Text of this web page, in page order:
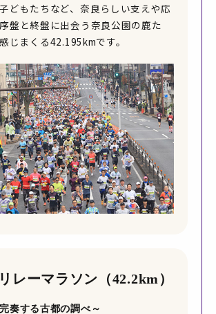
どもたちなど、奈良らしい支えや応
盤と終盤に出会う奈良公園の鹿た
じまくる42.195kmです。
レーマラソン（42.2km）
奏する古都の調べ～